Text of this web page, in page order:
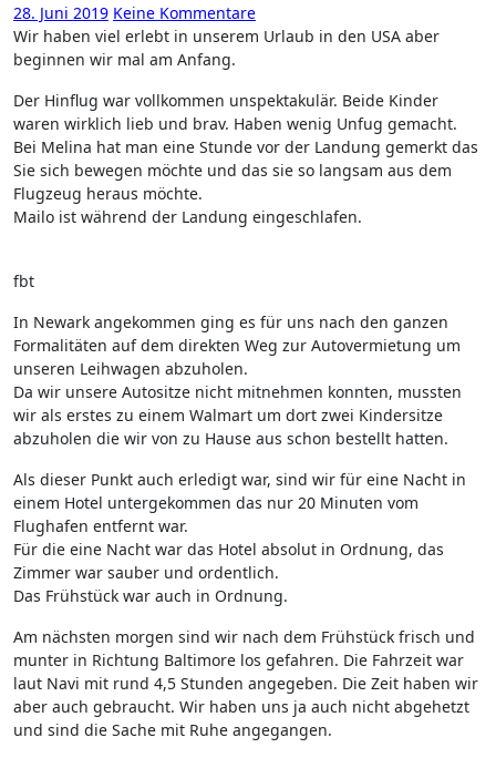
28. Juni 2019 Keine Kommentare
Wir haben viel erlebt in unserem Urlaub in den USA aber
beginnen wir mal am Anfang.
Der Hinflug war vollkommen unspektakulär. Beide Kinder
waren wirklich lieb und brav. Haben wenig Unfug gemacht.
Bei Melina hat man eine Stunde vor der Landung gemerkt das
Sie sich bewegen möchte und das sie so langsam aus dem
Flugzeug heraus möchte.
Mailo ist während der Landung eingeschlafen.
fbt
In Newark angekommen ging es für uns nach den ganzen
Formalitäten auf dem direkten Weg zur Autovermietung um
unseren Leihwagen abzuholen.
Da wir unsere Autositze nicht mitnehmen konnten, mussten
wir als erstes zu einem Walmart um dort zwei Kindersitze
abzuholen die wir von zu Hause aus schon bestellt hatten.
Als dieser Punkt auch erledigt war, sind wir für eine Nacht in
einem Hotel untergekommen das nur 20 Minuten vom
Flughafen entfernt war.
Für die eine Nacht war das Hotel absolut in Ordnung, das
Zimmer war sauber und ordentlich.
Das Frühstück war auch in Ordnung.
Am nächsten morgen sind wir nach dem Frühstück frisch und
munter in Richtung Baltimore los gefahren. Die Fahrzeit war
laut Navi mit rund 4,5 Stunden angegeben. Die Zeit haben wir
aber auch gebraucht. Wir haben uns ja auch nicht abgehetzt
und sind die Sache mit Ruhe angegangen.